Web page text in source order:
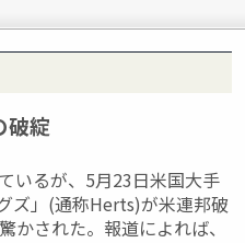
破綻
いるが、5月23日米国大手
ズ」(通称Herts)が米連邦破
された。報道によれば、